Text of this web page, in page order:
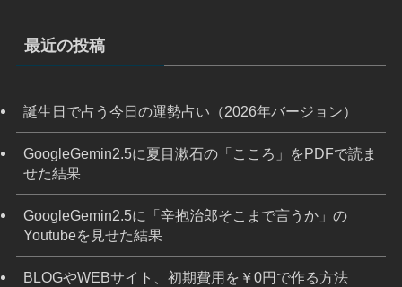
最近の投稿
誕生日で占う今日の運勢占い（2026年バージョン）
GoogleGemin2.5に夏目漱石の「こころ」をPDFで読ま
せた結果
GoogleGemin2.5に「辛抱治郎そこまで言うか」の
Youtubeを見せた結果
BLOGやWEBサイト、初期費用を￥0円で作る方法